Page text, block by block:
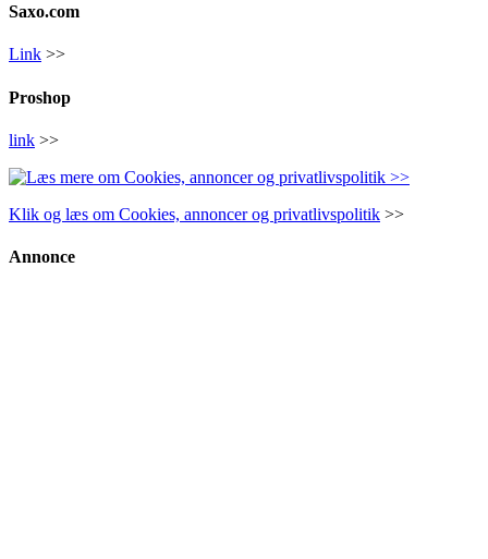
Saxo.com
Link >>
Proshop
link >>
Klik og læs om Cookies, annoncer og privatlivspolitik >>
Annonce